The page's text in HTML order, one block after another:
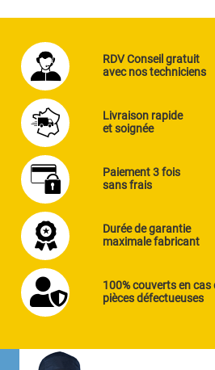
RDV Conseil gratuit
avec nos techniciens
Livraison rapide
et soignée
Paiement 3 fois
sans frais
Durée de garantie
maximale fabricant
100% couverts en cas
pièces défectueuses